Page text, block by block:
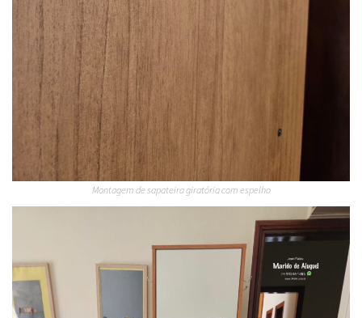
Montagem de sapateira giratória com espelho